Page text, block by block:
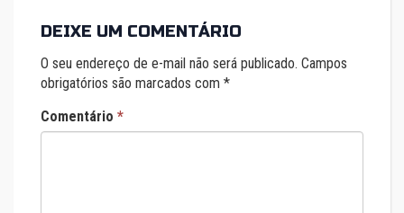
DEIXE UM COMENTÁRIO
O seu endereço de e-mail não será publicado. Campos
obrigatórios são marcados com *
Comentário *